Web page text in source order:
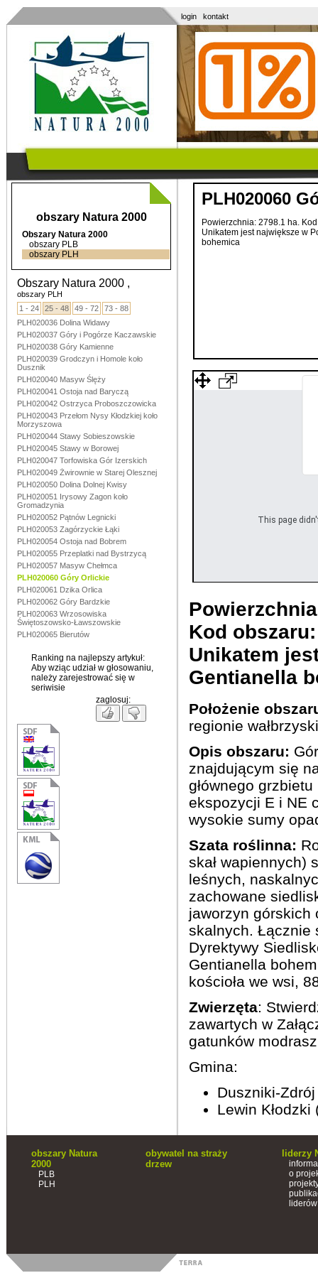
login kontakt
obszary Natura 2000
Obszary Natura 2000
obszary PLB
obszary PLH
Obszary Natura 2000 ,
obszary PLH
1 - 24
25 - 48 49 - 72
73 - 88
PLH020036 Dolina Widawy
PLH020037 Góry i Pogórze Kaczawskie
PLH020038 Góry Kamienne
PLH020039 Grodczyn i Homole koło
Dusznik
PLH020040 Masyw Ślęży
PLH020041 Ostoja nad Baryczą
PLH020042 Ostrzyca Proboszczowicka
PLH020043 Przełom Nysy Kłodzkiej koło
Morzyszowa
PLH020044 Stawy Sobieszowskie
PLH020045 Stawy w Borowej
PLH020047 Torfowiska Gór Izerskich
PLH020049 Żwirownie w Starej Olesznej
PLH020050 Dolina Dolnej Kwisy
PLH020051 Irysowy Zagon koło
Gromadzynia
PLH020052 Pątnów Legnicki
PLH020053 Zagórzyckie Łąki
PLH020054 Ostoja nad Bobrem
PLH020055 Przeplatki nad Bystrzycą
PLH020057 Masyw Chełmca
PLH020060 Góry Orlickie
PLH020061 Dzika Orlica
PLH020062 Góry Bardzkie
PLH020063 Wrzosowiska
Świętoszowsko-Ławszowskie
PLH020065 Bierutów
Ranking na najlepszy artykuł:
Aby wziąc udział w głosowaniu,
należy zarejestrować się w
seriwisie
zaglosuj:
PLH020060
Powierzchnia: 2798.1 ha.
Unikatem jestnajwiększe w
bohemica
This page
Kod
Unikatem
Gentianella
Położenie
regionie
Opis obszaru:
znajdującym się
głównego
ekspozycji E i NE
wysokie sumy
Szata roślinna:
skał wapiennych)
leśnych,
zachowane
jaworzyn górskich
skalnych. Łącznie
Dyrektywy
Gentianella
kościoła we wsi,
Zwierzęta:
zawartych w
gatunków
Gmina:
Duszniki-
Lewin Kłodzki
obszary Natura
2000
PLB
PLH
obywatel na straży
drzew
liderzy
o
liderów